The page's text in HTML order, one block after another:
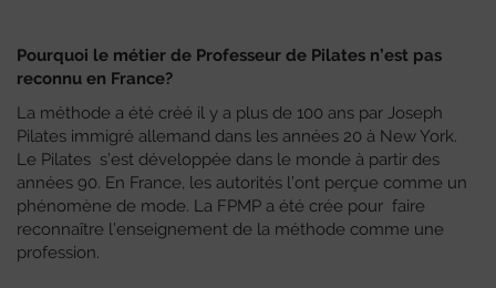
Pourquoi le métier de Professeur de Pilates n’est pas
reconnu en France?
La méthode a été créé il y a plus de 100 ans par Joseph
Pilates immigré allemand dans les années 20 à New York.
Le Pilates s’est développée dans le monde à partir des
années 90. En France, les autorités l’ont perçue comme un
phénomène de mode. La FPMP a été crée pour faire
reconnaître l’enseignement de la méthode comme une
profession.